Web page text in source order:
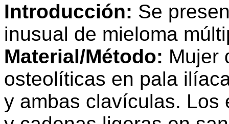
Introducción: Se
inusual de mieloma
Material/Método: Mujer
osteolíticas en pala
y ambas clavículas. Los